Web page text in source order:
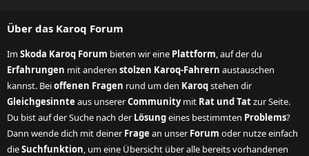
Über das Karoq Forum
ImSkoda Karoq Forum bieten wir eine Plattform, auf der du
Erfahrungen mit anderen stolzen Karoq-Fahrern austauschen
kannst. Beioffenen Fragen rund um den Karoqstehen dir
Gleichgesinnte aus unsererCommunitymit Rat und Tatzur Seite.
Du bist auf der Suche nach der Lösungeines bestimmten Problems?
Dann wende dich mit deiner Frage an unser Forum oder nutze einfach
dieSuchfunktion, um eine Übersicht über alle bereits vorhandenen